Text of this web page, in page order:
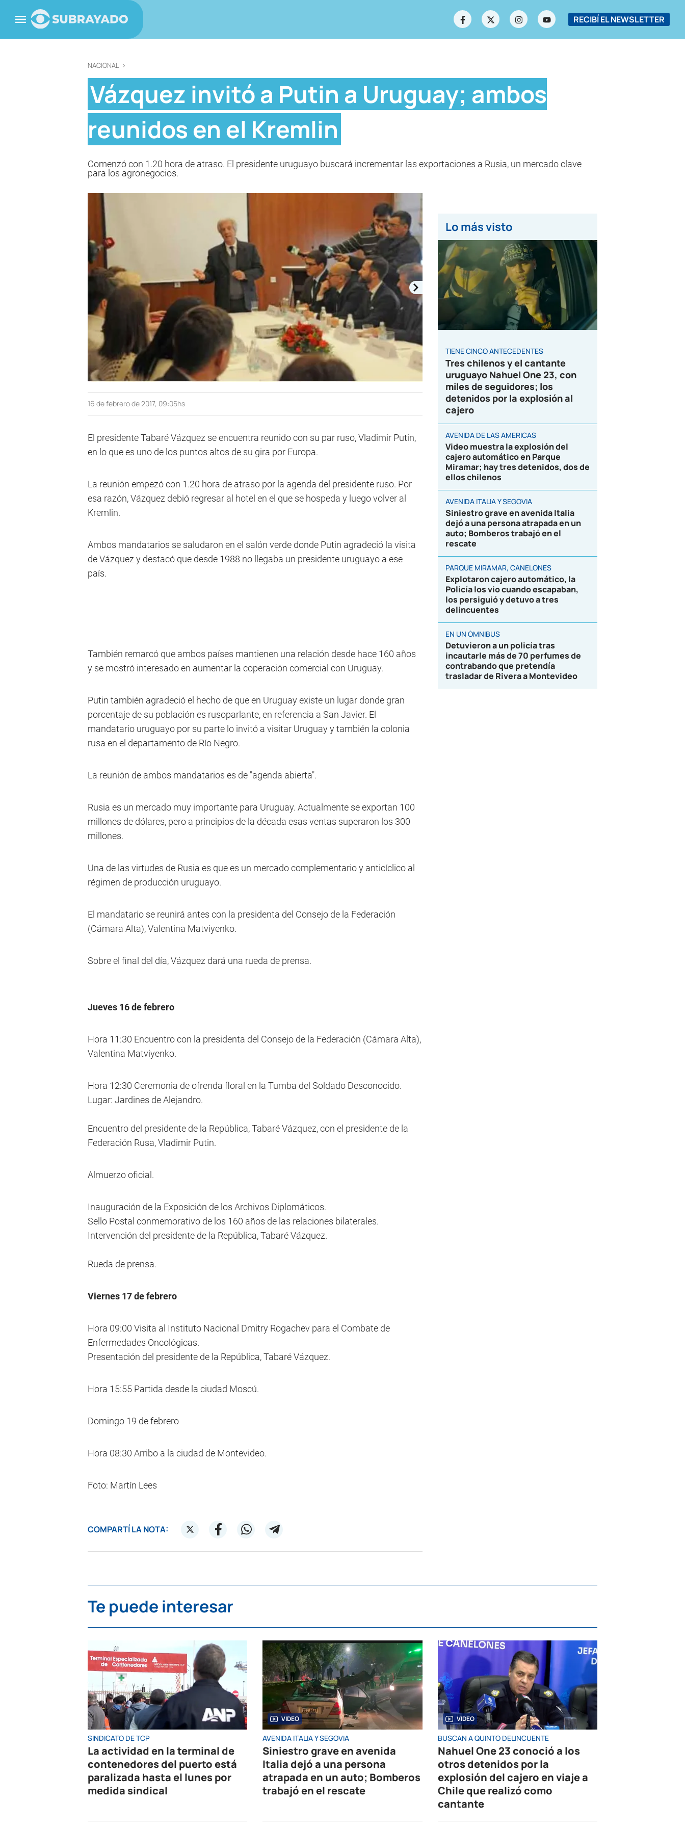
RECIBÍ EL NEWSLETTER
NACIONAL >
Vázquez invitó a Putin a Uruguay; ambos
reunidos en el Kremlin
Comenzó con 1.20 hora de atraso. El presidente uruguayo buscará incrementar las exportaciones a Rusia, un mercado clave
para los agronegocios.
16 de febrero de 2017, 09:05hs
El presidente Tabaré Vázquez se encuentra reunido con su par ruso, Vladimir Putin,
en lo que es uno de los puntos altos de su gira por Europa.
La reunión empezó con 1.20 hora de atraso por la agenda del presidente ruso. Por
esa razón, Vázquez debió regresar al hotel en el que se hospeda y luego volver al
Kremlin.
Ambos mandatarios se saludaron en el salón verde donde Putin agradeció la visita
de Vázquez y destacó que desde 1988 no llegaba un presidente uruguayo a ese
país.
También remarcó que ambos países mantienen una relación desde hace 160 años
y se mostró interesado en aumentar la coperación comercial con Uruguay.
Putin también agradeció el hecho de que en Uruguay existe un lugar donde gran
porcentaje de su población es rusoparlante, en referencia a San Javier. El
mandatario uruguayo por su parte lo invitó a visitar Uruguay y también la colonia
rusa en el departamento de Río Negro.
La reunión de ambos mandatarios es de "agenda abierta".
Rusia es un mercado muy importante para Uruguay. Actualmente se exportan 100
millones de dólares, pero a principios de la década esas ventas superaron los 300
millones.
Una de las virtudes de Rusia es que es un mercado complementario y anticíclico al
régimen de producción uruguayo.
El mandatario se reunirá antes con la presidenta del Consejo de la Federación
(Cámara Alta), Valentina Matviyenko.
Sobre el final del día, Vázquez dará una rueda de prensa.
Jueves 16 de febrero
Hora 11:30 Encuentro con la presidenta del Consejo de la Federación (Cámara Alta),
Valentina Matviyenko.
Hora 12:30 Ceremonia de ofrenda floral en la Tumba del Soldado Desconocido.
Lugar: Jardines de Alejandro.
Encuentro del presidente de la República, Tabaré Vázquez, con el presidente de la
Federación Rusa, Vladimir Putin.
Almuerzo oficial.
Inauguración de la Exposición de los Archivos Diplomáticos.
Sello Postal conmemorativo de los 160 años de las relaciones bilaterales.
Intervención del presidente de la República, Tabaré Vázquez.
Rueda de prensa.
Viernes 17 de febrero
Hora 09:00 Visita al Instituto Nacional Dmitry Rogachev para el Combate de
Enfermedades Oncológicas.
Presentación del presidente de la República, Tabaré Vázquez.
Hora 15:55 Partida desde la ciudad Moscú.
Domingo 19 de febrero
Hora 08:30 Arribo a la ciudad de Montevideo.
Foto: Martín Lees
COMPARTÍ LA NOTA:
Lo más visto
TIENE CINCO ANTECEDENTES
Tres chilenos y el cantante
uruguayo Nahuel One 23, con
miles de seguidores; los
detenidos por la explosión al
cajero
AVENIDA DE LAS AMÉRICAS
Video muestra la explosión del
cajero automático en Parque
Miramar; hay tres detenidos, dos de
ellos chilenos
AVENIDA ITALIA Y SEGOVIA
Siniestro grave en avenida Italia
dejó a una persona atrapada en un
auto; Bomberos trabajó en el
rescate
PARQUE MIRAMAR, CANELONES
Explotaron cajero automático, la
Policía los vio cuando escapaban,
los persiguió y detuvo a tres
delincuentes
EN UN ÓMNIBUS
Detuvieron a un policía tras
incautarle más de 70 perfumes de
contrabando que pretendía
trasladar de Rivera a Montevideo
Te puede interesar
SINDICATO DE TCP
La actividad en la terminal de
contenedores del puerto está
paralizada hasta el lunes por
medida sindical
VIDEO
AVENIDA ITALIA Y SEGOVIA
Siniestro grave en avenida
Italia dejó a una persona
atrapada en un auto; Bomberos
trabajó en el rescate
VIDEO
BUSCAN A QUINTO DELINCUENTE
Nahuel One 23 conoció a los
otros detenidos por la
explosión del cajero en viaje a
Chile que realizó como
cantante